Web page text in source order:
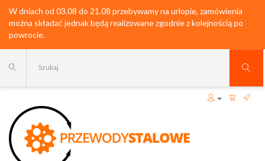
W dniach od 03.08 do 21.08 przebywamy na urlopie, zamówienia
można składać jednak będą realizowane zgodnie z kolejnością po
powrocie.